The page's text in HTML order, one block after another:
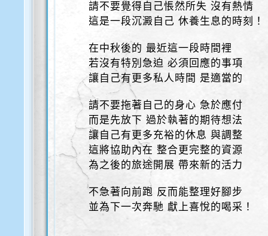
請不要覺得自己悵然所失 沒有熱情
這是一段沉澱自己 休養生息的時刻！
在中秋後的 最近這一段時間裡
若沒有特別急迫 必須回應的事項
讓自己有更多私人時間 是適當的
請不要拖著自己的身心 急於應付
而是先放下 過於執著的期待想法
讓自己有更多充裕的休息 與調整
這將協助內在 整合更完整的資源
為之後的旅途開展 帶來新的活力
不急著向前跑 反而能整理好腳步
並為下一次奔馳 獻上喜悅的喝采！